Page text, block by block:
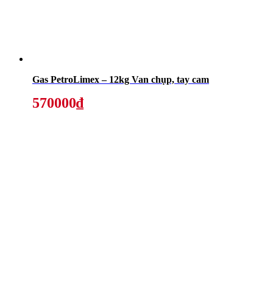
Gas PetroLimex – 12kg Van chụp, tay cam
570000₫